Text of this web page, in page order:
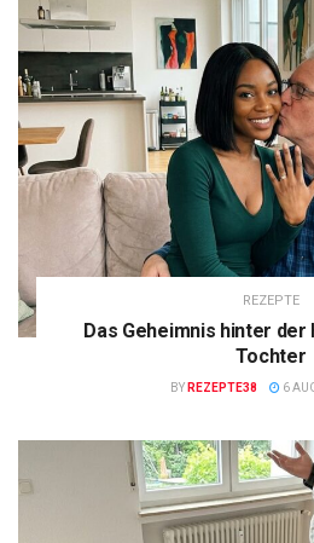
REZEPTE
Das Geheimnis hinter
Tochter
BY REZEPTE38 6